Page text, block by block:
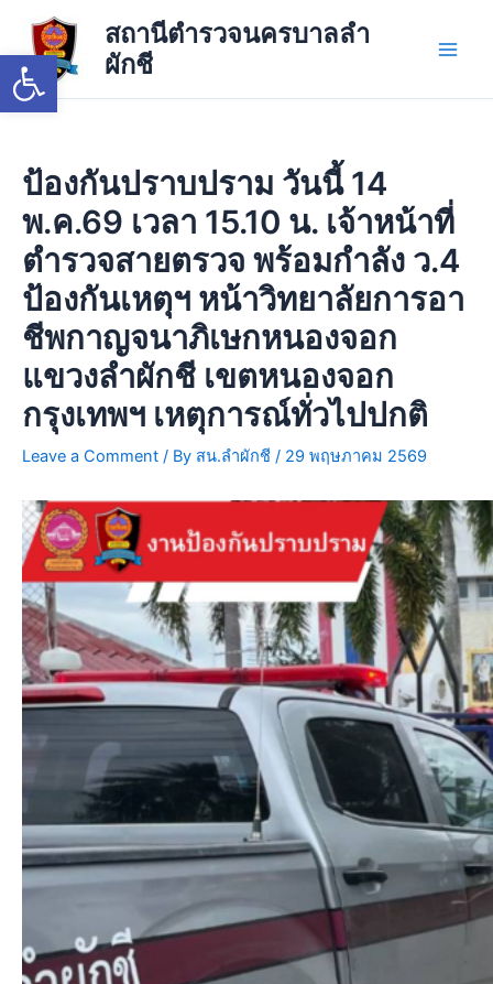
Open toolbar
content
สถานีตำรวจนครบาลลำ
ผักชี
ป้องกันปราบปราม วันนี้ 14
พ.ค.69 เวลา 15.10 น. เจ้าหน้าที่
ตำรวจสายตรวจ พร้อมกำลัง ว.4
ป้องกันเหตุฯ หน้าวิทยาลัยการอา
ชีพกาญจนาภิเษกหนองจอก
แขวงลำผักชี เขตหนองจอก
กรุงเทพฯ เหตุการณ์ทั่วไปปกติ
Leave a Comment / By สน.ลำผักชี / 29 พฤษภาคม 2569